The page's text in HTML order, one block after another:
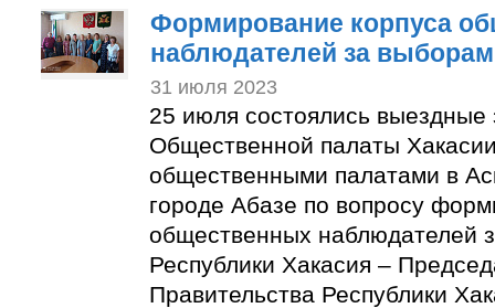
Формирование корпуса
наблюдателей за
31 июля 2023
25 июля состоялись выездные
Общественной палаты
общественными палатами в
городе Абазе по вопросу
общественных наблюдателей
Республики Хакасия –
Правительства Республики